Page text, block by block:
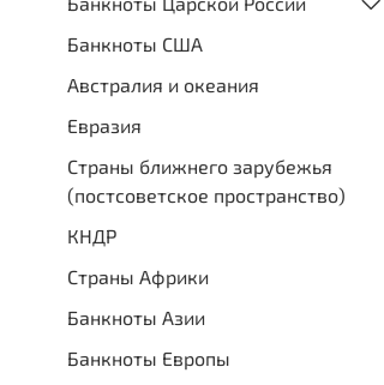
Банкноты США
Австралия и океания
Евразия
Страны ближнего зарубежья
(постсоветское пространство)
КНДР
Страны Африки
Банкноты Азии
Банкноты Европы